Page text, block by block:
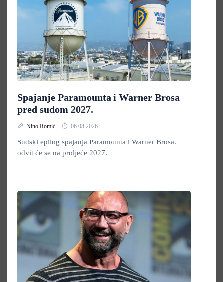
Spajanje Paramounta i Warner Brosa
pred sudom 2027.
Nino Romić 06.08.2026.
Sudski epilog spajanja Paramounta i Warner Brosa.
odvit će se na proljeće 2027.